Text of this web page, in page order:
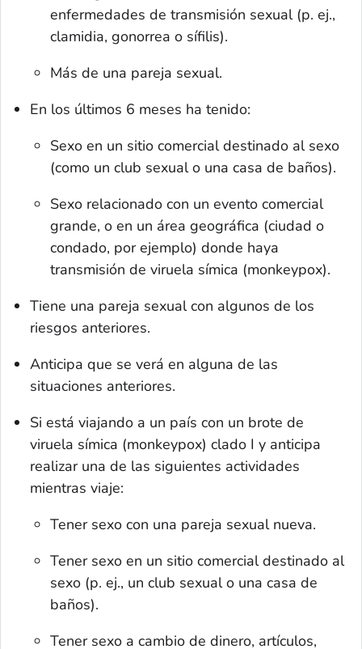
enfermedades de transmisión sexual (p. ej.,
clamidia, gonorrea o sífilis).
Más de una pareja sexual.
En los últimos 6 meses ha tenido:
Sexo en un sitio comercial destinado al sexo
(como un club sexual o una casa de baños).
Sexo relacionado con un evento comercial
grande, o en un área geográfica (ciudad o
condado, por ejemplo) donde haya
transmisión de viruela símica (monkeypox).
Tiene una pareja sexual con algunos de los
riesgos anteriores.
Anticipa que se verá en alguna de las
situaciones anteriores.
Si está viajando a un país con un brote de
viruela símica (monkeypox) clado I y anticipa
realizar una de las siguientes actividades
mientras viaje:
Tener sexo con una pareja sexual nueva.
Tener sexo en un sitio comercial destinado al
sexo (p. ej., un club sexual o una casa de
baños).
Tener sexo a cambio de dinero, artículos,